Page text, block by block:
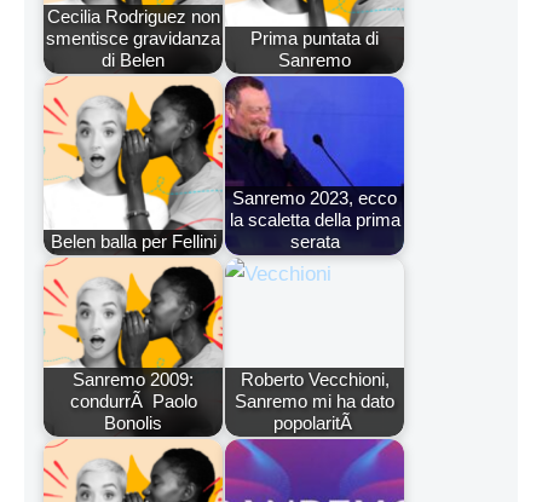
Cecilia Rodriguez non
smentisce gravidanza
di Belen
Prima puntata di
Sanremo
Belen balla per Fellini
Sanremo 2023, ecco
la scaletta della prima
serata
Sanremo 2009:
condurrÃ Paolo
Bonolis
Roberto Vecchioni,
Sanremo mi ha dato
popolaritÃ